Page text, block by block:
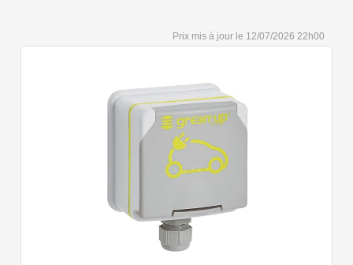
de recharge de type 1, CCS1, CHAdeMO et GB/T.
voiture électrique de type 2 est conforme à la norme
européenne IEC 62196 et convient à tous les EV et
PHEV avec type 2 et CCS2. Convient aux modèles
Y/3/S/X, i3, iX, ID.3, ID.4, ID.5, E-Tron, ZOE, Kona, Leaf,
【Qualité Solide et Fiable】Résistant à l'eau - IP54,
utilise un câble TPU de haute qualité, isolé sans choc
électrique, résistant à l'usure et à la flexion. Testé avec
10,000 cycles d'insertion et une capacité de charge de 2
tonnes et un test de chute d'un mètre, évitant les risques
12/07/2026 22h00